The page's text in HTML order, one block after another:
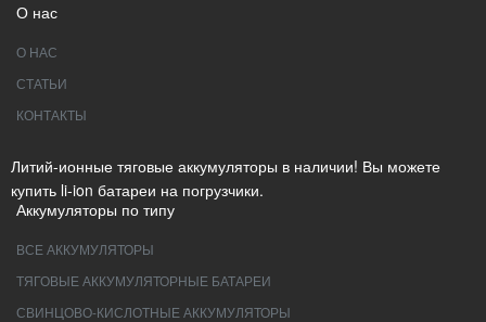
О нас
О НАС
СТАТЬИ
КОНТАКТЫ
Литий-ионные тяговые аккумуляторы в наличии! Вы можете
купить li-ion батареи на погрузчики.
Аккумуляторы по типу
ВСЕ АККУМУЛЯТОРЫ
ТЯГОВЫЕ АККУМУЛЯТОРНЫЕ БАТАРЕИ
СВИНЦОВО-КИСЛОТНЫЕ АККУМУЛЯТОРЫ